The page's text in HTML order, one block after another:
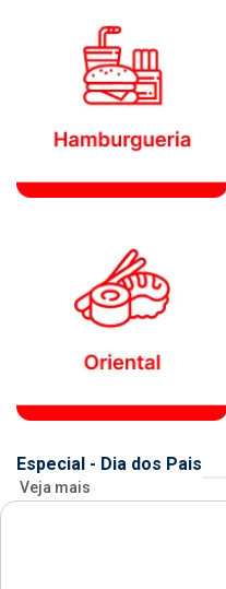
Especial - Dia dos Pais
Veja mais